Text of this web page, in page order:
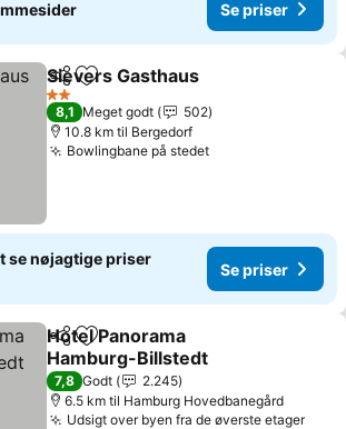
Se priser
Del Føj til favoritter
Sievers Gasthaus
2 Stjerner
8,1 Meget godt
502
10.8 km til Bergedorf
Bowlingbane på stedet
se nøjagtige priser
Se priser
Del Føj til favoritter
Hotel Panorama
Hamburg-Billstedt
7,8 Godt
2.245
6.5 km til Hamburg Hovedbanegård
Udsigt over byen fra de øverste etager